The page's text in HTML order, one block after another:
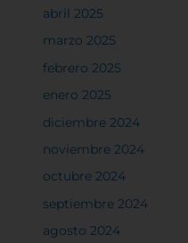
abril 2025
marzo 2025
febrero 2025
enero 2025
diciembre 2024
noviembre 2024
octubre 2024
septiembre 2024
agosto 2024